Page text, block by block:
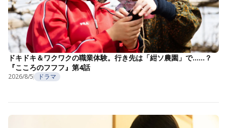
ドキドキ＆ワクワクの職業体験。行き先は「紺ソ農園」で……？
『こころのフフフ』第4話
2026/8/5 ドラマ